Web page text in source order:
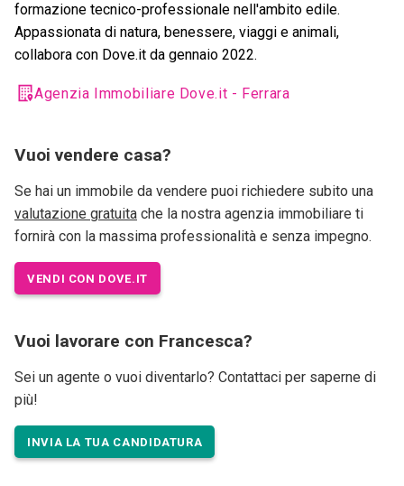
formazione tecnico-professionale nell'ambito edile.
Appassionata di natura, benessere, viaggi e animali,
collabora con Dove.it da gennaio 2022.
Agenzia Immobiliare Dove.it - Ferrara
Vuoi vendere casa?
Se hai un immobile da vendere puoi richiedere subito una
valutazione gratuita che la nostra agenzia immobiliare ti
fornirà con la massima professionalità e senza impegno.
VENDI CON DOVE.IT
Vuoi lavorare con Francesca?
Sei un agente o vuoi diventarlo? Contattaci per saperne di
più!
INVIA LA TUA CANDIDATURA